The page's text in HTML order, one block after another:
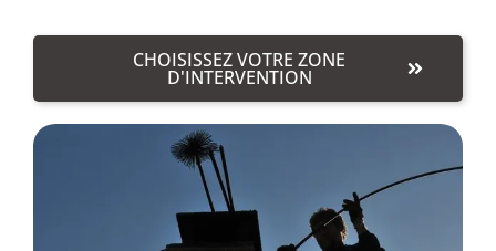
CHOISISSEZ VOTRE ZONE
D'INTERVENTION